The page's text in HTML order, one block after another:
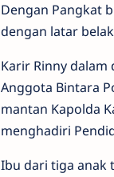
Dengan Pangkat
dengan latar
Karir Rinny
Anggota Bintara
mantan Kapolda
menghadiri
Ibu dari tiga anak